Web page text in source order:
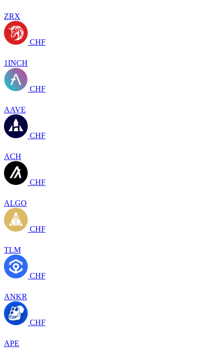
ZRX
CHF
1INCH
CHF
AAVE
CHF
ACH
CHF
ALGO
CHF
TLM
CHF
ANKR
CHF
APE